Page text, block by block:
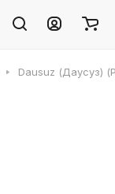
Dausuz (Даусуз)